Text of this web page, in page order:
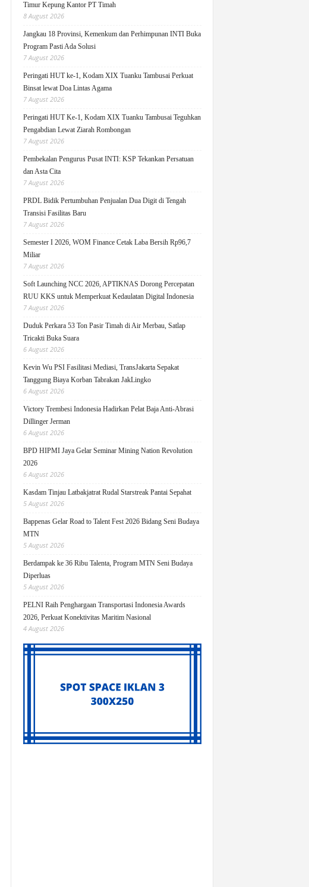
Timur Kepung Kantor PT Timah
8 August 2026
Jangkau 18 Provinsi, Kemenkum dan Perhimpunan INTI Buka
Program Pasti Ada Solusi
7 August 2026
Peringati HUT ke-1, Kodam XIX Tuanku Tambusai Perkuat
Binsat lewat Doa Lintas Agama
7 August 2026
Peringati HUT Ke-1, Kodam XIX Tuanku Tambusai Teguhkan
Pengabdian Lewat Ziarah Rombongan
7 August 2026
Pembekalan Pengurus Pusat INTI: KSP Tekankan Persatuan
dan Asta Cita
7 August 2026
PRDL Bidik Pertumbuhan Penjualan Dua Digit di Tengah
Transisi Fasilitas Baru
7 August 2026
Semester I 2026, WOM Finance Cetak Laba Bersih Rp96,7
Miliar
7 August 2026
Soft Launching NCC 2026, APTIKNAS Dorong Percepatan
RUU KKS untuk Memperkuat Kedaulatan Digital Indonesia
7 August 2026
Duduk Perkara 53 Ton Pasir Timah di Air Merbau, Satlap
Tricakti Buka Suara
6 August 2026
Kevin Wu PSI Fasilitasi Mediasi, TransJakarta Sepakat
Tanggung Biaya Korban Tabrakan JakLingko
6 August 2026
Victory Trembesi Indonesia Hadirkan Pelat Baja Anti-Abrasi
Dillinger Jerman
6 August 2026
BPD HIPMI Jaya Gelar Seminar Mining Nation Revolution
2026
6 August 2026
Kasdam Tinjau Latbakjatrat Rudal Starstreak Pantai Sepahat
5 August 2026
Bappenas Gelar Road to Talent Fest 2026 Bidang Seni Budaya
MTN
5 August 2026
Berdampak ke 36 Ribu Talenta, Program MTN Seni Budaya
Diperluas
5 August 2026
PELNI Raih Penghargaan Transportasi Indonesia Awards
2026, Perkuat Konektivitas Maritim Nasional
4 August 2026